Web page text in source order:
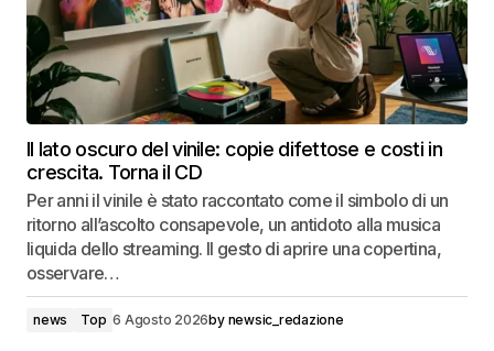
Il lato oscuro del vinile: copie difettose e costi in
crescita. Torna il CD
Per anni il vinile è stato raccontato come il simbolo di un
ritorno all’ascolto consapevole, un antidoto alla musica
liquida dello streaming. Il gesto di aprire una copertina,
osservare…
news Top 6 Agosto 2026by newsic_redazione